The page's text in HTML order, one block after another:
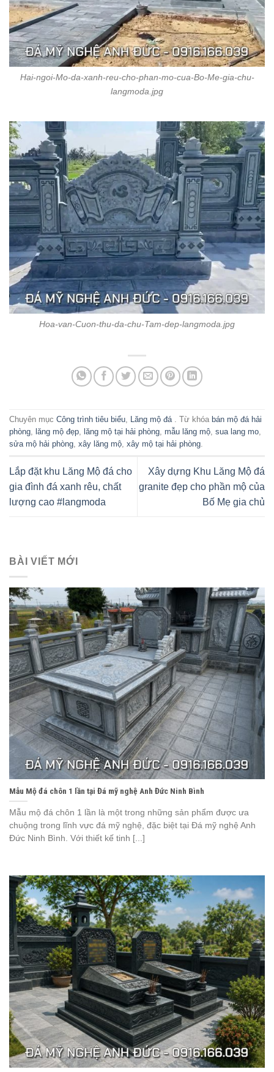
Hai-ngoi-Mo-da-xanh-reu-cho-phan-mo-cua-Bo-Me-gia-chu-
langmoda.jpg
Hoa-van-Cuon-thu-da-chu-Tam-dep-langmoda.jpg
Chuyên mục Công trình tiêu biểu, Lăng mộ đá. Từ khóa bán mộ đá hải
phòng, lăng mộ đẹp, lăng mộ tại hải phòng, mẫu lăng mộ, sua lang mo,
sửa mộ hải phòng, xây lăng mộ, xây mộ tại hải phòng.
Lắp đặt khu Lăng Mộ đá cho
gia đình đá xanh rêu, chất
lượng cao #langmoda
Xây dựng Khu Lăng Mộ đá
granite đẹp cho phần mộ của
Bố Mẹ gia chủ
BÀI VIẾT MỚI
Mẫu Mộ đá chôn 1 lần tại Đá mỹ nghệ Anh Đức Ninh Bình
Mẫu mộ đá chôn 1 lần là một trong những sản phẩm được ưa
chuộng trong lĩnh vực đá mỹ nghệ, đặc biệt tại Đá mỹ nghệ Anh
Đức Ninh Bình. Với thiết kế tinh [...]